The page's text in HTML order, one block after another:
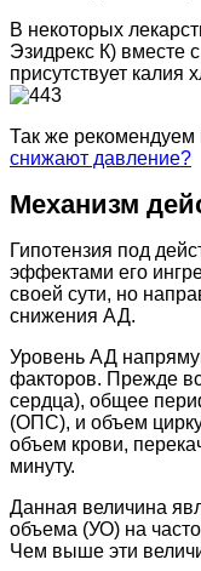
В некоторых
Эзидрекс К) вместе
присутствует калия
Так же рекомендуем
снижают давление?
Механизм
Гипотензия под
эффектами его
своей сути, но
снижения АД.
Уровень АД
факторов. Прежде
сердца), общее
(ОПС), и объем
объем крови,
минуту.
Данная величина
объема (УО) на
Чем выше эти